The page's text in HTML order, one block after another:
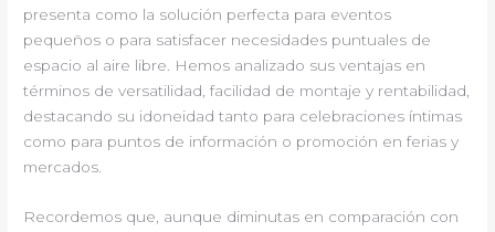
presenta como la solución perfecta para eventos
pequeños o para satisfacer necesidades puntuales de
espacio al aire libre. Hemos analizado sus ventajas en
términos de versatilidad, facilidad de montaje y rentabilidad,
destacando su idoneidad tanto para celebraciones íntimas
como para puntos de información o promoción en ferias y
mercados.
Recordemos que, aunque diminutas en comparación con